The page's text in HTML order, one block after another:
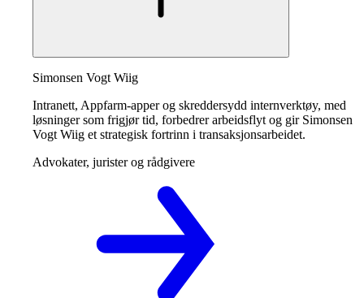
Simonsen Vogt Wiig
Intranett, Appfarm-apper og skreddersydd internverktøy, med
løsninger som frigjør tid, forbedrer arbeidsflyt og gir Simonsen
Vogt Wiig et strategisk fortrinn i transaksjonsarbeidet.
Advokater, jurister og rådgivere